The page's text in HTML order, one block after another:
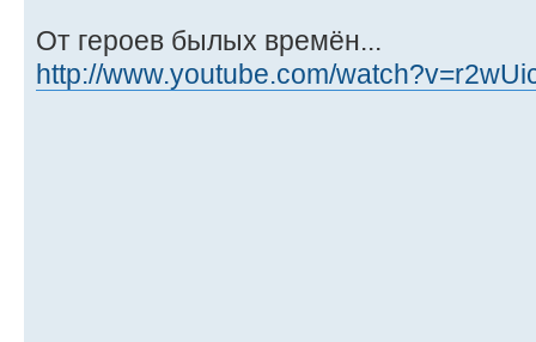
От героев былых времён...
http://www.youtube.com/